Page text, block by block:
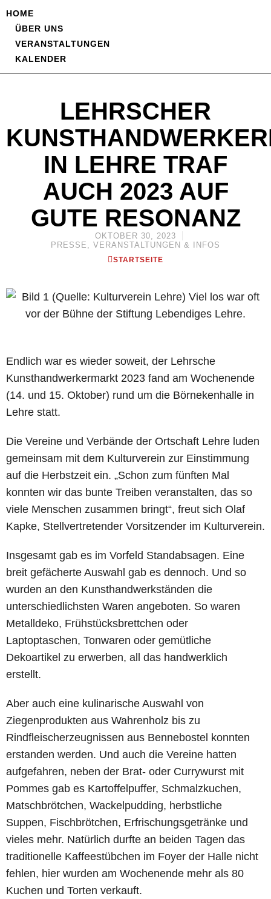
HOME
ÜBER UNS
VERANSTALTUNGEN
KALENDER
LEHRSCHER
IN LEHRE TRAF
AUCH 2023 AUF
GUTE RESONANZ
OKTOBER 30, 2023
PRESSE , VERANSTALTUNGEN & INFOS
STARTSEITE
Endlich war es wieder soweit, der Lehrsche
Kunsthandwerkermarkt 2023 fand am Wochenende
(14. und 15. Oktober) rund um die Börnekenhalle in
Lehre statt.
Die Vereine und Verbände der Ortschaft Lehre luden
gemeinsam mit dem Kulturverein zur Einstimmung
auf die Herbstzeit ein. „Schon zum fünften Mal
konnten wir das bunte Treiben veranstalten, das so
viele Menschen zusammen bringt“, freut sich Olaf
Kapke, Stellvertretender Vorsitzender im Kulturverein.
Insgesamt gab es im Vorfeld Standabsagen. Eine
breit gefächerte Auswahl gab es dennoch. Und so
wurden an den Kunsthandwerkständen die
unterschiedlichsten Waren angeboten. So waren
Metalldeko, Frühstücksbrettchen oder
Laptoptaschen, Tonwaren oder gemütliche
Dekoartikel zu erwerben, all das handwerklich
erstellt.
Aber auch eine kulinarische Auswahl von
Ziegenprodukten aus Wahrenholz bis zu
Rindfleischerzeugnissen aus Bennebostel konnten
erstanden werden. Und auch die Vereine hatten
aufgefahren, neben der Brat- oder Currywurst mit
Pommes gab es Kartoffelpuffer, Schmalzkuchen,
Matschbrötchen, Wackelpudding, herbstliche
Suppen, Fischbrötchen, Erfrischungsgetränke und
vieles mehr. Natürlich durfte an beiden Tagen das
traditionelle Kaffeestübchen im Foyer der Halle nicht
fehlen, hier wurden am Wochenende mehr als 80
Kuchen und Torten verkauft.